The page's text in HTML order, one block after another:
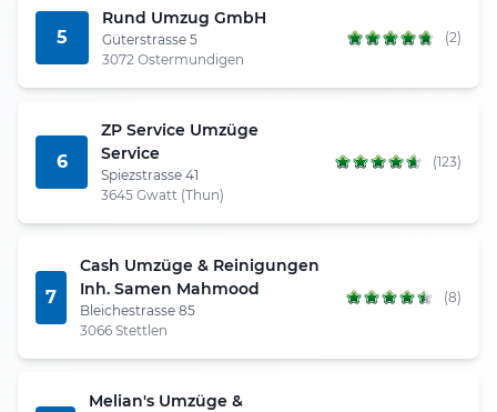
5
Rund Umzug GmbH
Güterstrasse 5
3072 Ostermundigen
(2)
6
ZP Service Umzüge
Service
Spiezstrasse 41
3645 Gwatt (Thun)
(123)
7
Cash Umzüge & Reinigungen
Inh. Samen Mahmood
Bleichestrasse 85
3066 Stettlen
(8)
Melian's Umzüge &